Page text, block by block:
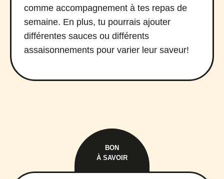
comme accompagnement à tes repas de
semaine. En plus, tu pourrais ajouter
différentes sauces ou différents
assaisonnements pour varier leur saveur!
BON
À SAVOIR